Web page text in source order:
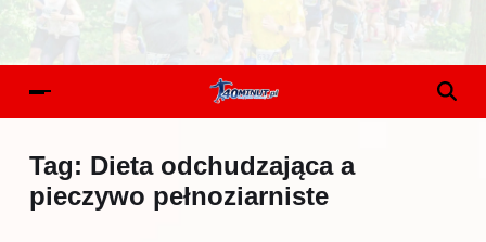
Tag: Dieta odchudzająca a
pieczywo pełnoziarniste